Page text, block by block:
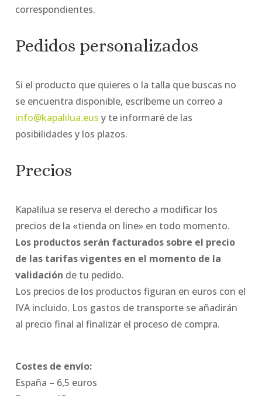
correspondientes.
Pedidos personalizados
Si el producto que quieres o la talla que buscas no
se encuentra disponible, escríbeme un correo a
info@kapalilua.eus y te informaré de las
posibilidades y los plazos.
Precios
Kapalilua se reserva el derecho a modificar los
precios de la «tienda on line» en todo momento.
Los productos serán facturados sobre el precio
de las tarifas vigentes en el momento de la
validación de tu pedido.
Los precios de los productos figuran en euros con el
IVA incluido. Los gastos de transporte se añadirán
al precio final al finalizar el proceso de compra.
Costes de envío:
España – 6,5 euros